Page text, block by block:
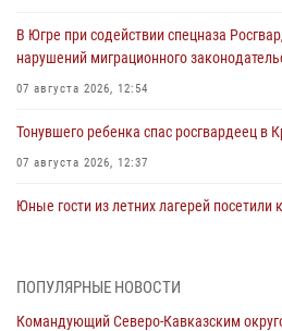
В Югре при содействии спецназа
нарушений миграционного
07 августа 2026, 12:54
Тонувшего ребенка спас росгвардеец в
07 августа 2026, 12:37
Юные гости из летних лагерей посетили
ветераны военной контрразведки
ПОПУЛЯРНЫЕ НОВОСТИ
Командующий Северо-Кавказским